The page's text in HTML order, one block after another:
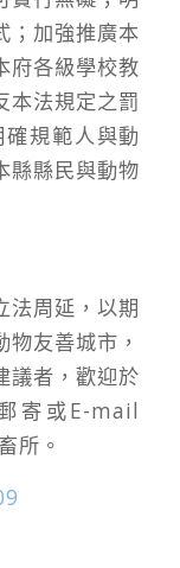
；加強推廣本
府各級學校教
本法規定之罰
規範人與動
縣縣民與動物
法周延，以期
友善城市，
議者，歡迎於
寄或E-mail
所。